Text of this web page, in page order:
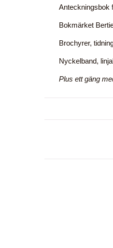
Anteckningsbok
Bokmärket
Brochyrer,
Nyckelband,
Plus ett gäng